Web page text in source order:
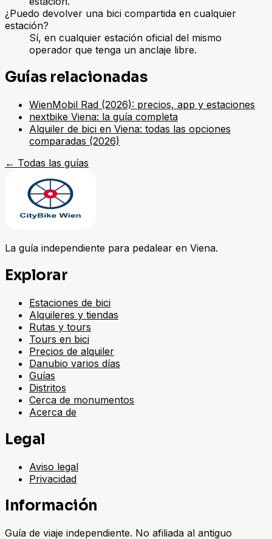
¿Puedo devolver una bici compartida en cualquier
estación?
Sí, en cualquier estación oficial del mismo
operador que tenga un anclaje libre.
Guías relacionadas
WienMobil Rad (2026): precios, app y estaciones
nextbike Viena: la guía completa
Alquiler de bici en Viena: todas las opciones
comparadas (2026)
← Todas las guías
La guía independiente para pedalear en Viena.
Explorar
Estaciones de bici
Alquileres y tiendas
Rutas y tours
Tours en bici
Precios de alquiler
Danubio varios días
Guías
Distritos
Cerca de monumentos
Acerca de
Legal
Aviso legal
Privacidad
Información
Guía de viaje independiente. No afiliada al antiguo